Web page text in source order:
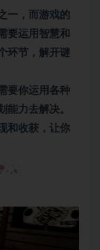
一，而游戏的
要运用智慧和
环节，解开谜
要你运用各种
能力去解决。
和收获，让你